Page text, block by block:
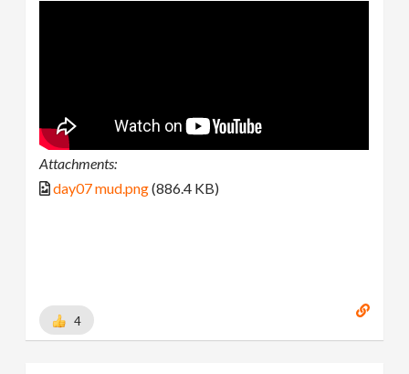
Attachments:
day07 mud.png(886.4 KB)
4